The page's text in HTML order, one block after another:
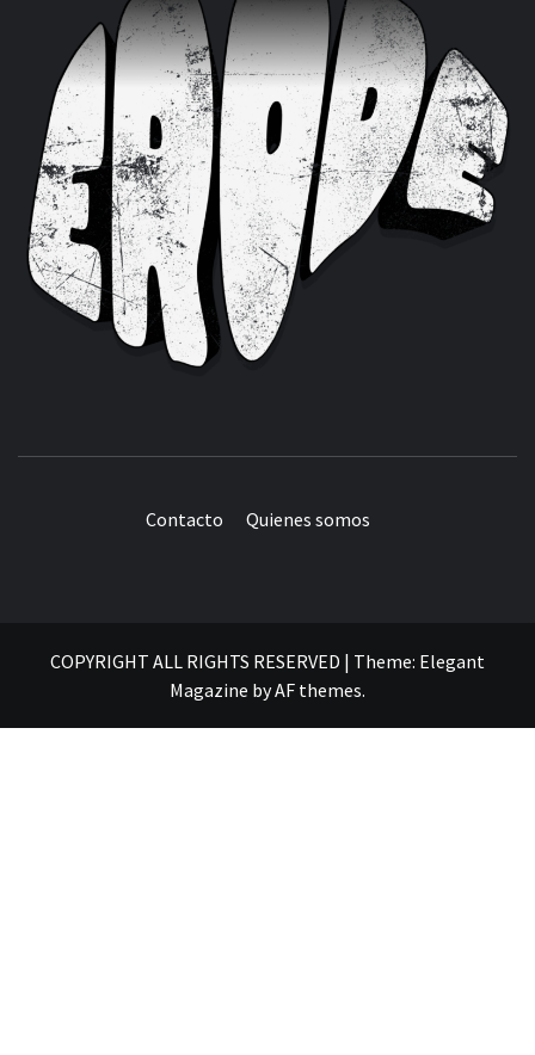
Contacto Quienes somos
COPYRIGHT ALL RIGHTS RESERVED | Theme: Elegant
Magazine byAF themes.